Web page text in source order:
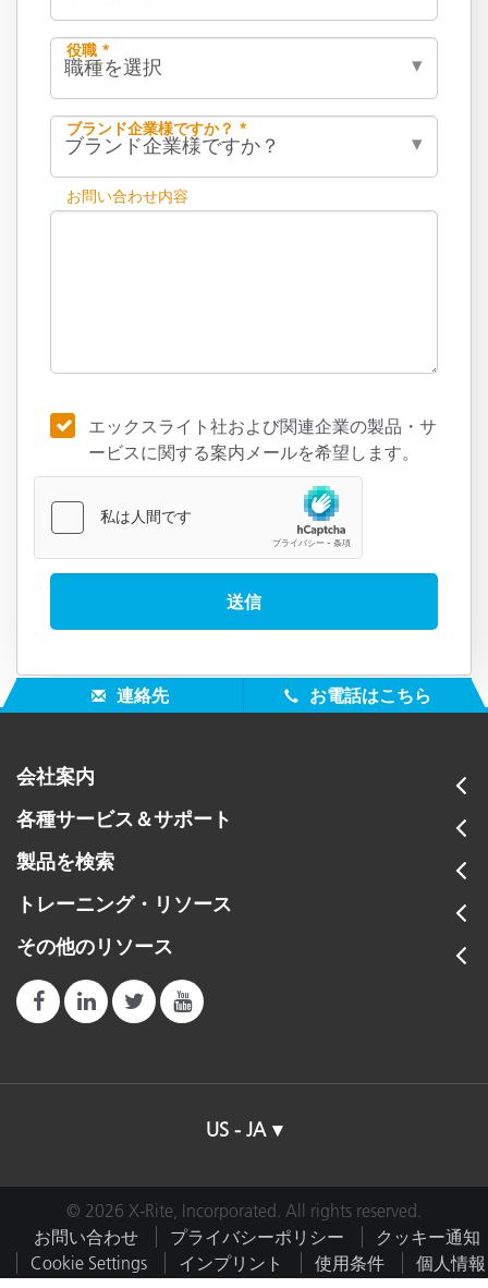
役職 *
ブランド企業様ですか？ *
お問い合わせ内容
エックスライト社および関連企業の製品・サ
ービスに関する案内メールを希望します。
連絡先 お電話はこちら
会社案内
各種サービス＆サポート
製品を検索
トレーニング・リソース
その他のリソース
US - JA
© 2026 X-Rite, Incorporated. All rights reserved.
お問い合わせ
プライバシーポリシー
クッキー通知
Cookie Settings
インプリント 使用条件
個人情報